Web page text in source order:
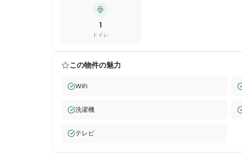
1
トイレ
この物件の魅力
WiFi
洗濯機
テレビ